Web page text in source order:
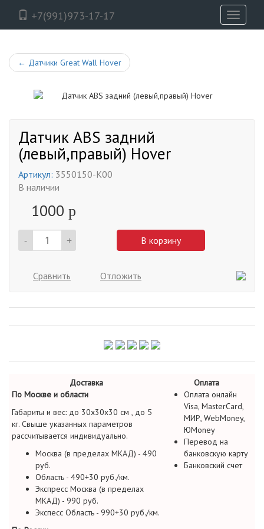
+7(991)973-17-17
Toggle
← Датчики Great Wall Hover
Датчик ABS задний
(левый,правый) Hover
Артикул: 3550150-K00
В наличии
1000 p
- + В корзину
Сравнить Отложить
Доставка
Оплата
По Москве и области
Габариты и вес: до 30х30х30 см , до 5
кг. Свыше указанных параметров
рассчитывается индивидуально.
Москва (в пределах МКАД) - 490
руб.
Область - 490+30 руб./км.
Экспресс Москва (в пределах
МКАД) - 990 руб.
Экспесс Область - 990+30 руб./км.
Оплата онлайн
Visa, MasterCard,
МИР, WebMoney,
ЮMoney
Перевод на
банковскую карту
Банковский счет